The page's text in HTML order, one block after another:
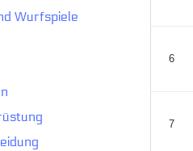
Wurfspiele
6
7